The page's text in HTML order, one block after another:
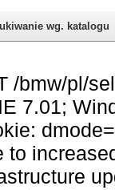
wg. katalogu